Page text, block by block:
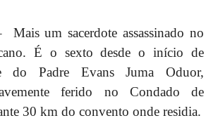
um sacerdote assassinado no
É o sexto desde o início de
do Padre Evans Juma Oduor,
ferido no Condado de
30 km do convento onde residia.